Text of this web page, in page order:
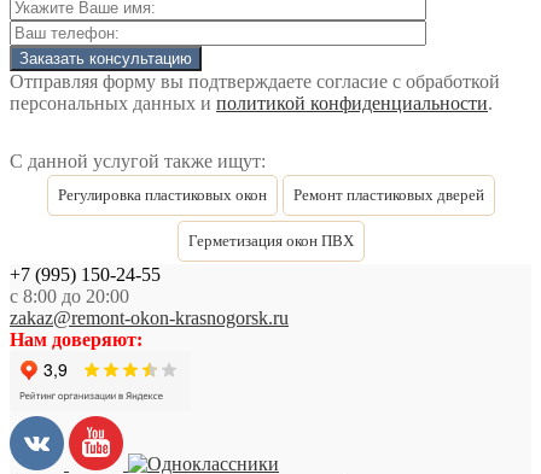
Отправляя форму вы подтверждаете согласие с обработкой
персональных данных и политикой конфиденциальности.
С данной услугой также ищут:
Регулировка пластиковых окон Ремонт пластиковых дверей
Герметизация окон ПВХ
+7 (995) 150-24-55
с 8:00 до 20:00
zakaz@remont-okon-krasnogorsk.ru
Нам доверяют: